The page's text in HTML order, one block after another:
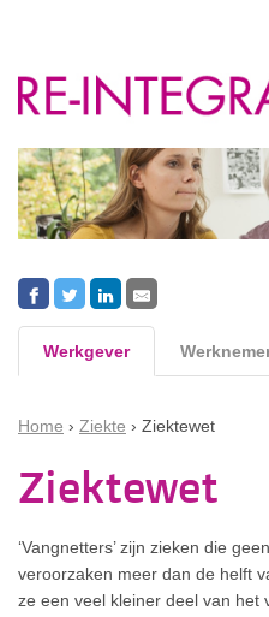
Werkgever
Home Ziekte Ziektewet
Ziektewet
‘Vangnetters’ zijn zieken die
veroorzaken meer dan de helft
ze een veel kleiner deel van het